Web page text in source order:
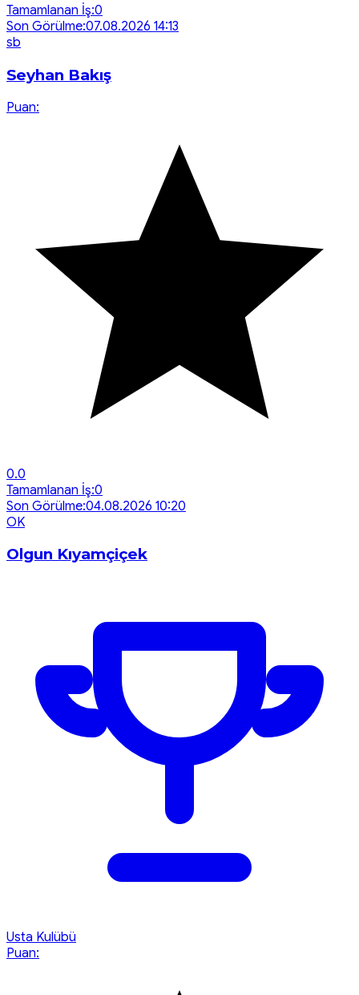
Tamamlanan İş:0
Son Görülme:07.08.2026 14:13
sb
Seyhan Bakış
Puan:
0.0
Tamamlanan İş:0
Son Görülme:04.08.2026 10:20
OK
Olgun Kıyamçiçek
Usta Kulübü
Puan: